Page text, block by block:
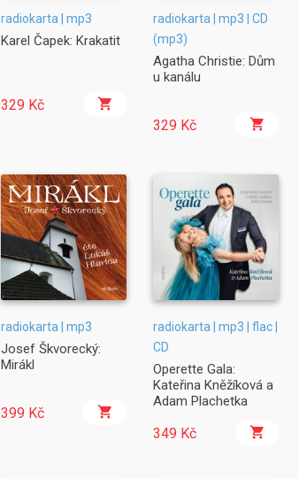
radiokarta | mp3
Karel Čapek: Krakatit
329 Kč
radiokarta | mp3 | CD
(mp3)
Agatha Christie: Dům
u kanálu
329 Kč
radiokarta | mp3
Josef Škvorecký:
Mirákl
399 Kč
radiokarta | mp3 | flac |
CD
Operette Gala:
Kateřina Kněžíková a
Adam Plachetka
349 Kč